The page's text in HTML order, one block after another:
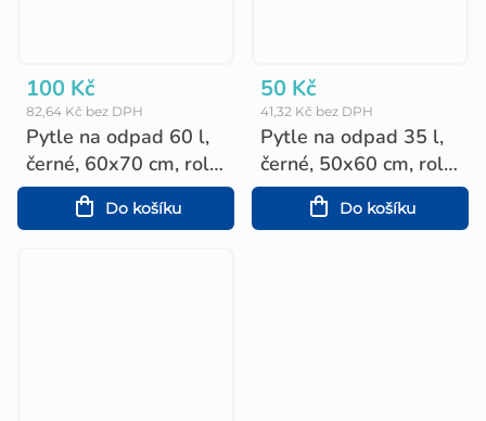
Pytle na odpad 60 l,
černé, 60x70 cm, role
10 ks
82,64 Kč bez DPH
100 Kč
Do košíku
Pytle na odpad 35 l,
černé, 50x60 cm, role
20 ks
41,32 Kč bez DPH
50 Kč
Do košíku